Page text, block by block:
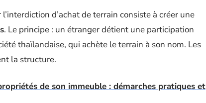
d’achat de terrain consiste à créer une
. Le principe : un étranger détient une participation
thaïlandaise, qui achète le terrain à son nom. Les
la structure.
de son immeuble : démarches pratiques et